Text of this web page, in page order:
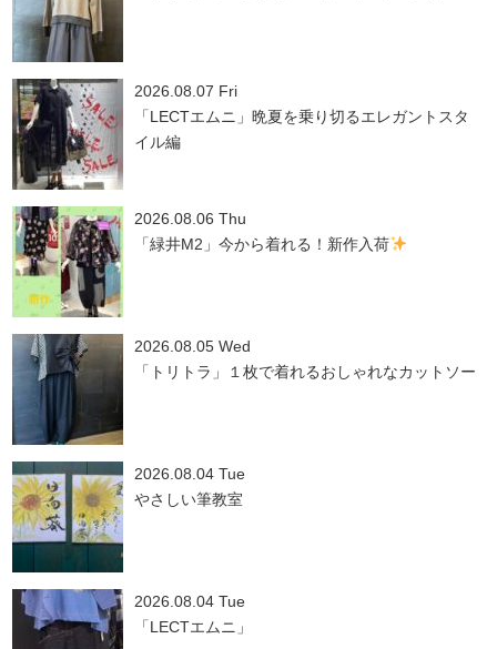
2026.08.07 Fri
「LECTエムニ」晩夏を乗り切るエレガントスタ
イル編
2026.08.06 Thu
「緑井M2」今から着れる！新作入荷
2026.08.05 Wed
「トリトラ」１枚で着れるおしゃれなカットソー
2026.08.04 Tue
やさしい筆教室
2026.08.04 Tue
「LECTエムニ」